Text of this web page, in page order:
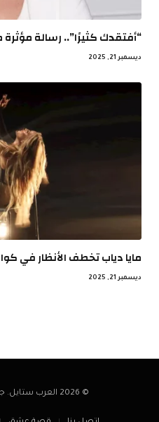
“أفتقدك كثيرًا”.. رسالة
ديسمبر 21, 2025
مايا دياب تخطف الأنظار في
ديسمبر 21, 2025
© 2026 العرب ستايل. جميع الحقوق محفوظة.